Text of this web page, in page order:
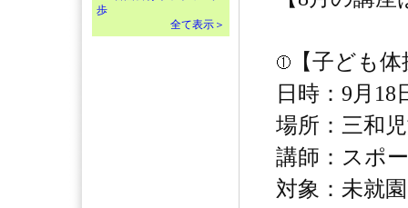
歩
全て表示＞
【子ども
日時：9月18
場所：三和
講師：スポ
対象：未就